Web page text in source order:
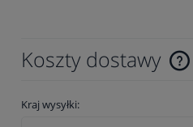
Koszty dostawy
Cena nie zawiera ewentualnych
Kraj wysyłki: